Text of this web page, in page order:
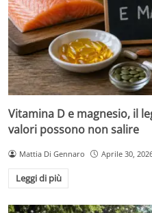
Vitamina D e magnesio, il
valori possono non salire
Mattia Di Gennaro Aprile 30,
Leggi di più